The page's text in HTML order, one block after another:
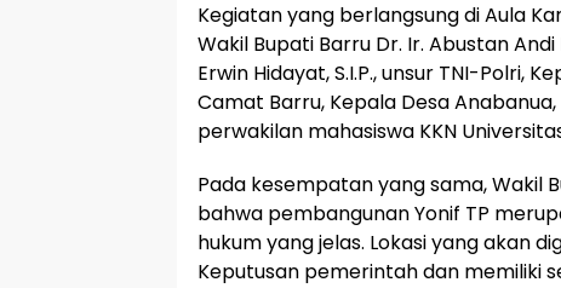
Kegiatan yang berlangsung di Aula
Wakil Bupati Barru Dr. Ir. Abustan
Erwin Hidayat, S.I.P., unsur TNI-Polri,
Camat Barru, Kepala Desa
perwakilan mahasiswa KKN
Pada kesempatan yang sama, Wakil
bahwa pembangunan Yonif TP
hukum yang jelas. Lokasi yang akan
Keputusan pemerintah dan memiliki